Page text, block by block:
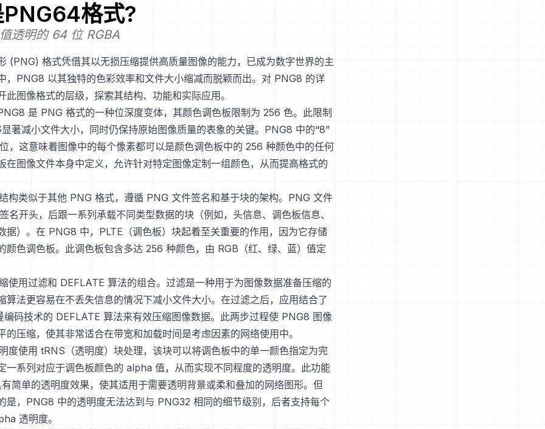
PNG64格式?
透明的 64 位 RGBA
(PNG) 格式凭借其以无损压缩提供高质量图像的能力，已成为数字世界的主
，PNG8 以其独特的色彩效率和文件大小缩减而脱颖而出。对 PNG8 的详
此图像格式的层级，探索其结构、功能和实际应用。
是 PNG 格式的一种位深度变体，其颜色调色板限制为 256 色。此限制
著减小文件大小，同时仍保持原始图像质量的表象的关键。PNG8 中的“8”
，这意味着图像中的每个像素都可以是颜色调色板中的 256 种颜色中的任何
在图像文件本身中定义，允许针对特定图像定制一组颜色，从而提高格式的
构类似于其他 PNG 格式，遵循 PNG 文件签名和基于块的架构。PNG 文件
名开头，后跟一系列承载不同类型数据的块（例如，头信息、调色板信息、
据）。在 PNG8 中，PLTE（调色板）块起着至关重要的作用，因为它存储
颜色调色板。此调色板包含多达 256 种颜色，由 RGB（红、绿、蓝）值定
使用过滤和 DEFLATE 算法的组合。过滤是一种用于为图像数据准备压缩的
算法更容易在不丢失信息的情况下减小文件大小。在过滤之后，应用结合了
码技术的 DEFLATE 算法来有效压缩图像数据。此两步过程使 PNG8 图像
的压缩，使其非常适合在带宽和加载时间是考虑因素的网络使用中。
度使用 tRNS（透明度）块处理，该块可以将调色板中的单一颜色指定为完
一系列对应于调色板颜色的 alpha 值，从而实现不同程度的透明度。此功能
简单的透明度效果，使其适用于需要透明背景或柔和叠加的网络图形。但
是，PNG8 中的透明度无法达到与 PNG32 相同的细节级别，后者支持每个
透明度。